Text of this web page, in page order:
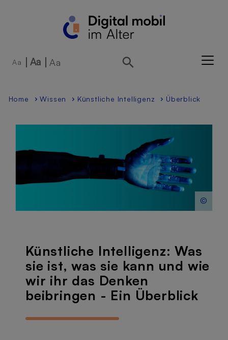
Direkt zur Hauptnavigation springen
Direkt zum Inhalt springen
Aa Aa Aa
Home Wissen Künstliche Intelligenz Überblick
©
Künstliche Intelligenz: Was
sie ist, was sie kann und wie
wir ihr das Denken
beibringen - Ein Überblick